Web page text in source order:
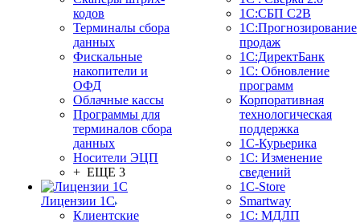
кодов
Терминалы сбора
данных
Фискальные
накопители и
ОФД
Облачные кассы
Программы для
терминалов сбора
данных
Носители ЭЦП
+ ЕЩЕ 3
Лицензии 1С
Клиентские
1С:СБП C2B
1С:Прогнозирование
продаж
1С:ДиректБанк
1С: Обновление
программ
Корпоративная
технологическая
поддержка
1С-Курьерика
1С: Изменение
сведений
1C-Store
Smartway
1С: МДЛП